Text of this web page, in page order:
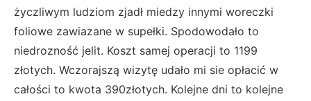
życzliwym ludziom zjadł miedzy innymi woreczki
foliowe zawiazane w supełki. Spodowodało to
niedrozność jelit. Koszt samej operacji to 1199
złotych. Wczorajszą wizytę udało mi sie opłacić w
całości to kwota 390złotych. Kolejne dni to kolejne